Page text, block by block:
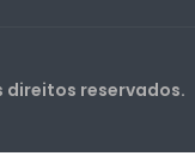
direitos reservados.